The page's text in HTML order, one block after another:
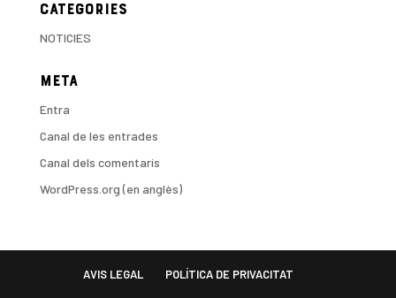
Categories
NOTICIES
Meta
Entra
Canal de les entrades
Canal dels comentaris
WordPress.org (en anglès)
AVIS LEGAL POLÍTICA DE PRIVACITAT